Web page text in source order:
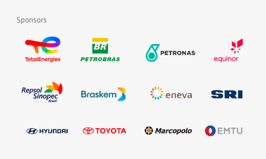
Sponsors